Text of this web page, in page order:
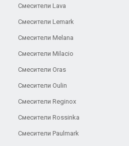
Смесители Lava
Смесители Lemark
Смесители Melana
Смесители Milacio
Смесители Oras
Смесители Oulin
Смесители Reginox
Смесители Rossinka
Смесители Paulmark